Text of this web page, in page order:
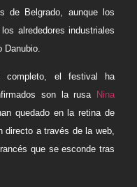
de Belgrado , aunque los
alrededores industriales
Danubio
el festival ha
son la rusa Nina
quedado en la retina de
directo a través de la web,
que se esconde tras